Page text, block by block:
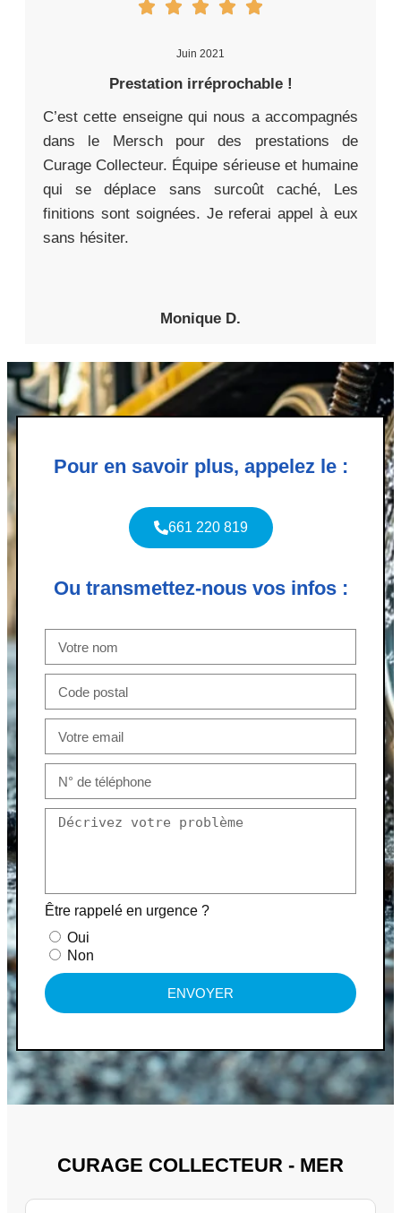
Juin 2021
Prestation irréprochable !
C’est cette enseigne qui nous a accompagnés
dans le Mersch pour des prestations de
Curage Collecteur. Équipe sérieuse et humaine
qui se déplace sans surcoût caché, Les
finitions sont soignées. Je referai appel à eux
sans hésiter.
Monique D.
Pour en savoir plus, appelez le :
661 220 819
Ou transmettez-nous vos infos :
Être rappelé en urgence ?
Oui
Non
ENVOYER
CURAGE COLLECTEUR - MER